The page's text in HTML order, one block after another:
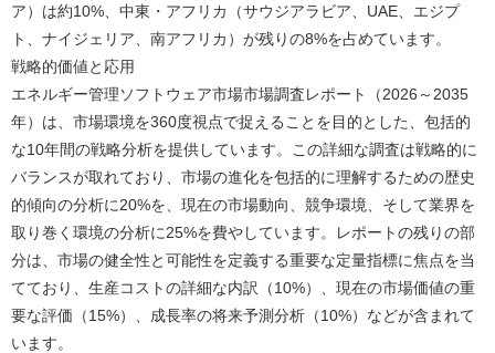
ア）は約10%、中東・アフリカ（サウジアラビア、UAE、エジプ
ト、ナイジェリア、南アフリカ）が残りの8%を占めています。
戦略的価値と応用
エネルギー管理ソフトウェア市場市場調査レポート（2026～2035
年）は、市場環境を360度視点で捉えることを目的とした、包括的
な10年間の戦略分析を提供しています。この詳細な調査は戦略的に
バランスが取れており、市場の進化を包括的に理解するための歴史
的傾向の分析に20%を、現在の市場動向、競争環境、そして業界を
取り巻く環境の分析に25%を費やしています。レポートの残りの部
分は、市場の健全性と可能性を定義する重要な定量指標に焦点を当
てており、生産コストの詳細な内訳（10%）、現在の市場価値の重
要な評価（15%）、成長率の将来予測分析（10%）などが含まれて
います。